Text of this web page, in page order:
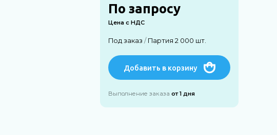
По запросу
Цена с НДС
Под заказ/ Партия 2 000 шт.
Добавить в корзину
Выполнение заказаот 1 дня